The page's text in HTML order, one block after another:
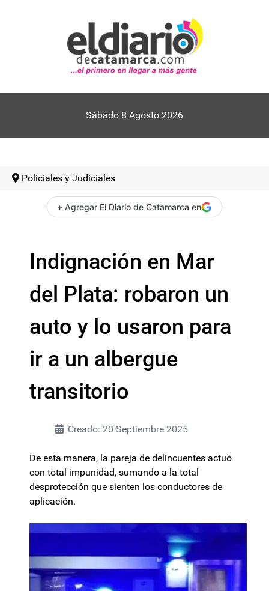
Sábado 8 Agosto 2026
Policiales y Judiciales
+ Agregar El Diario de Catamarca en
Indignación en Mar
del Plata: robaron un
auto y lo usaron para
ir a un albergue
transitorio
Creado: 20 Septiembre 2025
De esta manera, la pareja de delincuentes actuó
con total impunidad, sumando a la total
desprotección que sienten los conductores de
aplicación.